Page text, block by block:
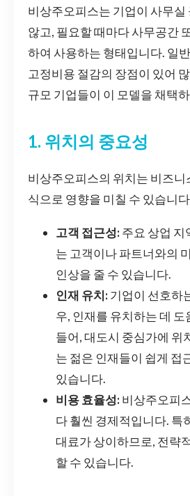
비상주오피스는 기업이 사무실
않고, 필요할 때마다 사무공간
하여 사용하는 형태입니다. 일
고정비용 절감의 장점이 있어
규모 기업들이 이 모델을 채택
1. 위치의 중요성
비상주오피스의 위치는 비즈니
식으로 영향을 미칠 수 있습니
고객 접근성: 주요 상업 지
는 고객이나 파트너와의
인상을 줄 수 있습니다.
인재 유치: 기업이 선호하
우, 인재를 유치하는 데 도
들어, 대도시 중심가에 위
는 젊은 인재들이 쉽게 접
있습니다.
비용 효율성: 비상주오피
다 훨씬 경제적입니다. 특
대료가 상이하므로, 전략
할 수 있습니다.